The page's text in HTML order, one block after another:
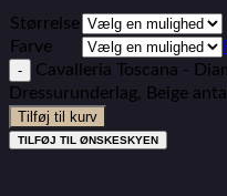
Størrelse
Farve
Cavalleria Toscana -
Dressurunderlag, Beige antal
Tilføj til kurv
TILFØJ TIL ØNSKESKYEN